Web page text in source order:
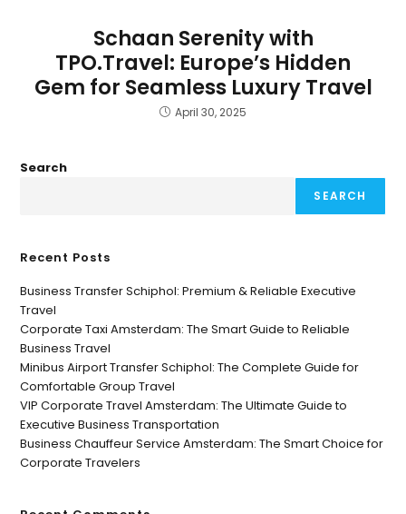
Schaan Serenity with
TPO.Travel: Europe’s Hidden
Gem for Seamless Luxury Travel
April 30, 2025
Search
SEARCH
Recent Posts
Business Transfer Schiphol: Premium & Reliable Executive
Travel
Corporate Taxi Amsterdam: The Smart Guide to Reliable
Business Travel
Minibus Airport Transfer Schiphol: The Complete Guide for
Comfortable Group Travel
VIP Corporate Travel Amsterdam: The Ultimate Guide to
Executive Business Transportation
Business Chauffeur Service Amsterdam: The Smart Choice for
Corporate Travelers